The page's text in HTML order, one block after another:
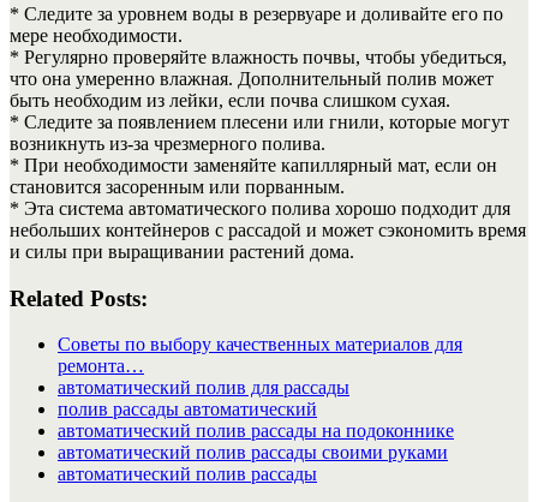
* Следите за уровнем воды в резервуаре и доливайте его по
мере необходимости.
* Регулярно проверяйте влажность почвы, чтобы убедиться,
что она умеренно влажная. Дополнительный полив может
быть необходим из лейки, если почва слишком сухая.
* Следите за появлением плесени или гнили, которые могут
возникнуть из-за чрезмерного полива.
* При необходимости заменяйте капиллярный мат, если он
становится засоренным или порванным.
* Эта система автоматического полива хорошо подходит для
небольших контейнеров с рассадой и может сэкономить время
и силы при выращивании растений дома.
Related Posts:
Советы по выбору качественных материалов для
ремонта…
автоматический полив для рассады
полив рассады автоматический
автоматический полив рассады на подоконнике
автоматический полив рассады своими руками
автоматический полив рассады